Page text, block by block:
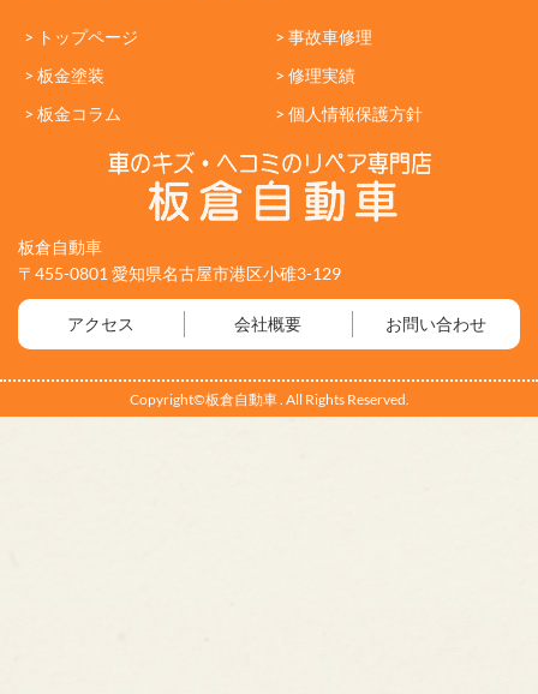
> トップページ
> 事故車修理
> 板金塗装
> 修理実績
> 板金コラム
> 個人情報保護方針
板倉自動車
〒455-0801 愛知県名古屋市港区小碓3-129
アクセス 会社概要 お問い合わせ
Copyright©板倉自動車 . All Rights Reserved.